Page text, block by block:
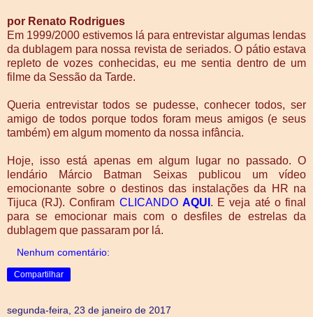
por Renato Rodrigues
Em 1999/2000 estivemos lá para entrevistar algumas lendas
da dublagem para nossa revista de seriados. O pátio estava
repleto de vozes conhecidas, eu me sentia dentro de um
filme da Sessão da Tarde.
Queria entrevistar todos se pudesse, conhecer todos, ser
amigo de todos porque todos foram meus amigos (e seus
também) em algum momento da nossa infância.
Hoje, isso está apenas em algum lugar no passado. O
lendário Márcio Batman Seixas publicou um vídeo
emocionante sobre o destinos das instalações da HR na
Tijuca (RJ). Confiram CLICANDO AQUI . E veja até o final
para se emocionar mais com o desfiles de estrelas da
dublagem que passaram por lá.
Nenhum comentário:
Compartilhar
segunda-feira, 23 de janeiro de 2017